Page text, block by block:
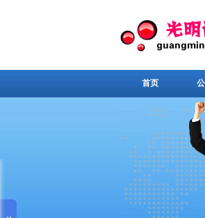
首页